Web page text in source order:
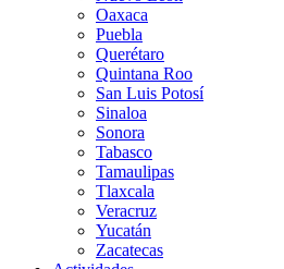
Oaxaca
Puebla
Querétaro
Quintana Roo
San Luis Potosí
Sinaloa
Sonora
Tabasco
Tamaulipas
Tlaxcala
Veracruz
Yucatán
Zacatecas